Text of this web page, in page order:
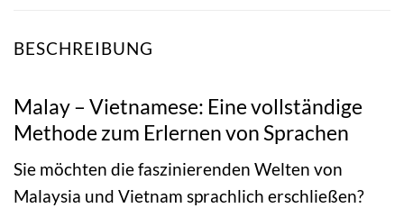
BESCHREIBUNG
Malay – Vietnamese: Eine vollständige
Methode zum Erlernen von Sprachen
Sie möchten die faszinierenden Welten von
Malaysia und Vietnam sprachlich erschließen?